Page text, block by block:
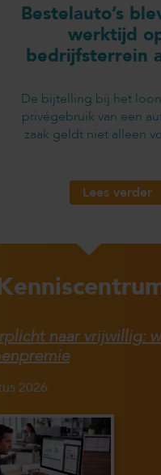
Bestelauto’s
werktijd
bedrijfsterrein
De bijtelling bij het
privégebruik van een
zaak geldt niet alleen
Lees verder
naar vrijwillig:
2026